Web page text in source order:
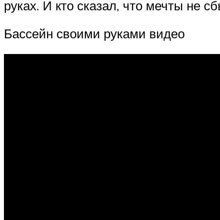
руках. И кто сказал, что мечты не
Бассейн своими руками видео